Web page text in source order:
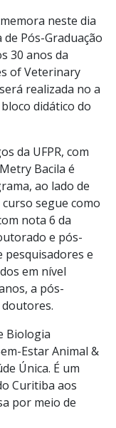
neste dia
Pós-Graduação
30 anos da
of Veterinary
realizada no a
didático do
da UFPR, com
Bacila é
ao lado de
segue como
nota 6 da
e pós-
pesquisadores e
em nível
a pós-
Biologia
Estar Animal &
Única. É um
Curitiba aos
por meio de